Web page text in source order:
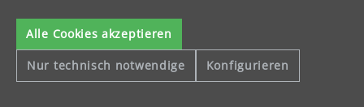
Alle Cookies akzeptieren
Nur technisch notwendige Konfigurieren